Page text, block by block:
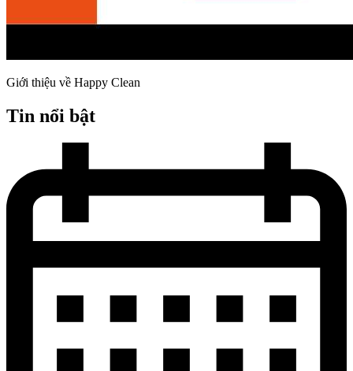
Giới thiệu về Happy Clean
Tin nổi bật